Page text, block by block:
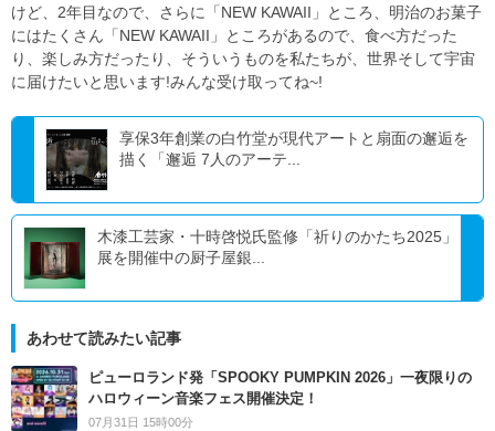
けど、2年目なので、さらに「NEW KAWAII」ところ、明治のお菓子
にはたくさん「NEW KAWAII」ところがあるので、食べ方だった
り、楽しみ方だったり、そういうものを私たちが、世界そして宇宙
に届けたいと思います!みんな受け取ってね~!
享保3年創業の白竹堂が現代アートと扇面の邂逅を
描く「邂逅 7人のアーテ...
木漆工芸家・十時啓悦氏監修「祈りのかたち2025」
展を開催中の厨子屋銀...
あわせて読みたい記事
ピューロランド発「SPOOKY PUMPKIN 2026」一夜限りの
ハロウィーン音楽フェス開催決定！
07月31日 15時00分